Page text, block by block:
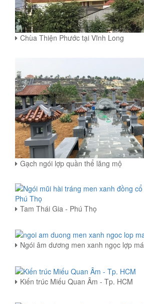
Chùa Thiện Phước tại Vĩnh Long
Gạch ngói lợp quần thể lăng mộ
Tam Thái Gia - Phú Thọ
Ngói âm dương men xanh ngọc lợp
Kiến trúc Miếu Quan Âm - Tp. HCM